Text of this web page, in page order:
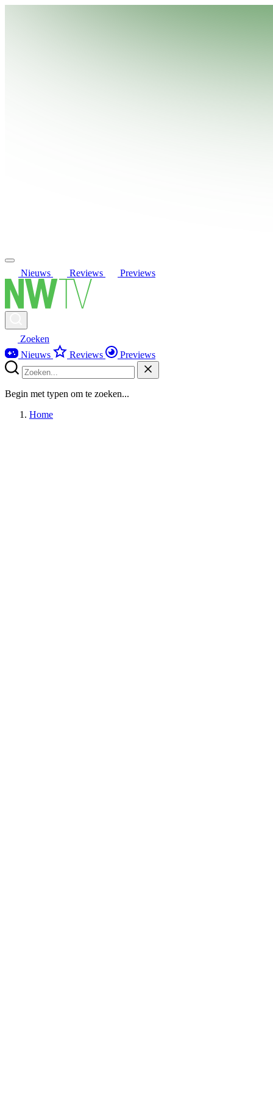
Nieuws Reviews Previews
Zoeken
Nieuws
Reviews Previews
Begin met typen om te zoeken...
Home